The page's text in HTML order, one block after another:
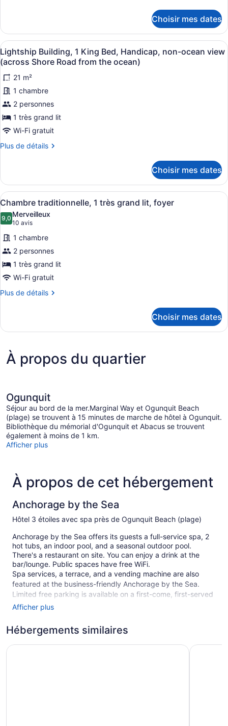
chambres
Chaumière
Deluxe,
2
chambres
Choisir mes dates
Afficher
toutes
les
photos
pour
ce
type
de
Lightship
King
Bed,
Handicap,
non-
ocean
view
(across
Shore
Road
from
Une chambre d’hôtel avec un
6
Lightship Building, 1 King Bed, Handicap, non-ocean view
(across Shore Road from the ocean)
21 m²
1 chambre
2 personnes
1 très grand lit
Wi-Fi gratuit
Plus de détails
Plus
Lightship
Building,
1
King
Bed,
Handicap,
non-
ocean
view
(across
Shore
Road
from
Choisir mes dates
Afficher
toutes
les
photos
pour
ce
type
de
chambre :
1
grand
lit,
Une chambre d’hôtel avec un
5
Chambre traditionnelle, 1 très grand lit, foyer
9,09,0 sur 10
Merveilleux
10 avis
(10 avis)
1 chambre
2 personnes
1 très grand lit
Wi-Fi gratuit
Plus de détails
Plus
Chambre
très
grand
Choisir mes dates
À propos du quartier
Ogunquit
Séjour au bord de la mer.Marginal Way et Ogunquit Beach
(plage) se trouvent à 15 minutes de marche de hôtel à Ogunquit.
Bibliothèque du mémorial d'Ogunquit et Abacus se trouvent
également à moins de 1 km.
Afficher plus
À propos de cet hébergement
Anchorage by the Sea
Hôtel 3 étoiles avec spa près de Ogunquit Beach (plage)
Anchorage by the Sea offers its guests a full-service spa, 2
hot tubs, an indoor pool, and a seasonal outdoor pool.
There's a restaurant on site. You can enjoy a drink at the
bar/lounge. Public spaces have free WiFi.
Spa services, a terrace, and a vending machine are also
featured at the business-friendly Anchorage by the Sea.
Limited free parking is available on a first-come, first-served
basis.
239 guestrooms or units
Afficher plus
Hébergements similaires
The Meadowmere Resort